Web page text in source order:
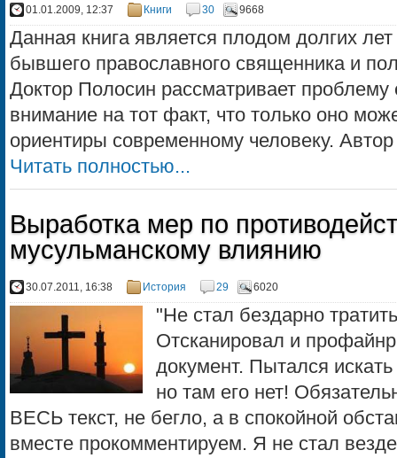
01.01.2009, 12:37 Книги 30 9668
Данная книга является плодом долгих
бывшего православного священника и
Доктор Полосин рассматривает
внимание на тот факт, что только оно
ориентиры современному человеку.
Читать полностью...
Выработка мер по
мусульманскому влиянию
30.07.2011, 16:38 История 29 6020
"Не стал бездарно
Отсканировал и
документ. Пытался
но там его нет!
ВЕСЬ текст, не бегло, а в спокойной
вместе прокомментируем. Я не стал